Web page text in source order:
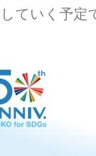
ていく予定